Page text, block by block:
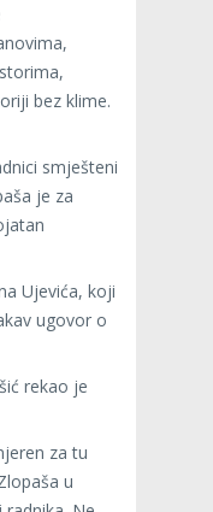
bez klime.
smješteni
je za
Ujevića, koji
ugovor o
rekao je
za tu
u